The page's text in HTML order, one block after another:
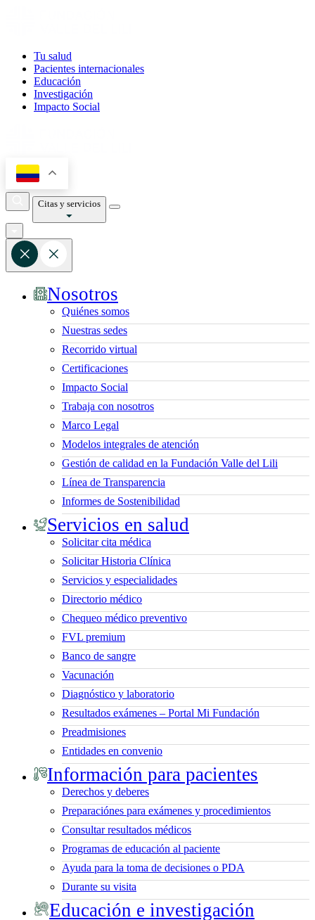
Tu salud
Pacientes internacionales
Educación
Investigación
Impacto Social
Citas y servicios
Nosotros
Quiénes somos
Nuestras sedes
Recorrido virtual
Certificaciones
Impacto Social
Trabaja con nosotros
Marco Legal
Modelos integrales de atención
Gestión de calidad en la Fundación Valle del Lili
Línea de Transparencia
Informes de Sostenibilidad
Servicios en salud
Solicitar cita médica
Solicitar Historia Clínica
Servicios y especialidades
Directorio médico
Chequeo médico preventivo
FVL premium
Banco de sangre
Vacunación
Diagnóstico y laboratorio
Resultados exámenes – Portal Mi Fundación
Preadmisiones
Entidades en convenio
Información para pacientes
Derechos y deberes
Preparaciónes para exámenes y procedimientos
Consultar resultados médicos
Programas de educación al paciente
Ayuda para la toma de decisiones o PDA
Durante su visita
Educación e investigación